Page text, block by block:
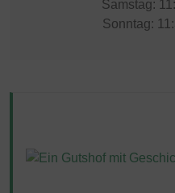
Samstag:
Sonntag: